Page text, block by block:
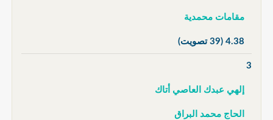
مقامات محمدية
4.38 (39 تصويت)
3
إلهي عبدك العاصي أتاك
الحاج محمد البراق